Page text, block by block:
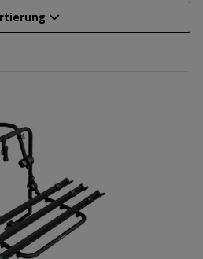
kompatibel mit allen Karosseriearten